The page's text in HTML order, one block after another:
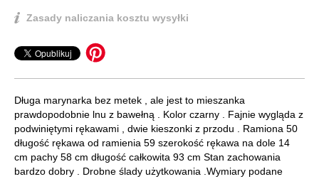
Zasady naliczania kosztu wysyłki
Długa marynarka bez metek , ale jest to mieszanka
prawdopodobnie lnu z bawełną . Kolor czarny . Fajnie wygląda z
podwiniętymi rękawami , dwie kieszonki z przodu . Ramiona 50
długość rękawa od ramienia 59 szerokość rękawa na dole 14
cm pachy 58 cm długość całkowita 93 cm Stan zachowania
bardzo dobry . Drobne ślady użytkowania .Wymiary podane